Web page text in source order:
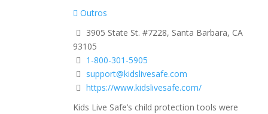
Outros
3905 State St. #7228, Santa Barbara, CA
93105
1-800-301-5905
support@kidslivesafe.com
https://www.kidslivesafe.com/
Kids Live Safe’s child protection tools were